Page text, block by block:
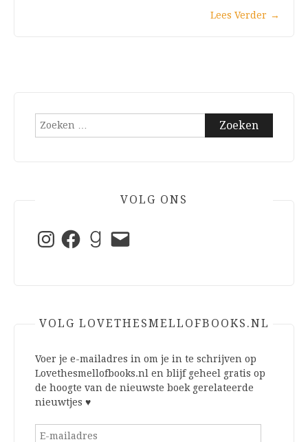
Lees Verder →
Zoeken
VOLG ONS
InstagramFacebookGoodreads
E-
mail
VOLG LOVETHESMELLOFBOOKS.NL
Voer je e-mailadres in om je in te schrijven op
Lovethesmellofbooks.nl en blijf geheel gratis op
de hoogte van de nieuwste boek gerelateerde
nieuwtjes ♥
E-